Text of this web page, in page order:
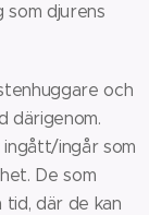
som djurens
och
därigenom.
ingått/ingår som
De som
där de kan